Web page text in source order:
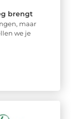
brengt
maar
we je